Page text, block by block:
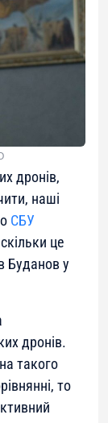
дронів,
наші
СБУ
це
Буданов у
дронів.
такого
то